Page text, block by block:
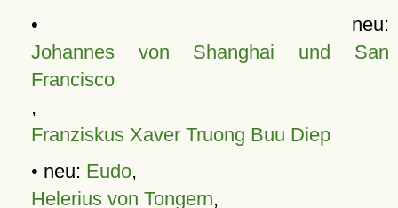
• neu:
Johannes von Shanghai und San
Francisco
,
Franziskus Xaver Truong Buu Diep
• neu: Eudo,
Helerius von Tongern,